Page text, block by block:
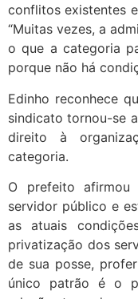
conflitos existentes
“Muitas vezes, a
o que a categoria
porque não há
Edinho reconhece
sindicato tornou-se
direito à
categoria.
O prefeito
servidor público e
as atuais
privatização dos
de sua posse,
único patrão é o